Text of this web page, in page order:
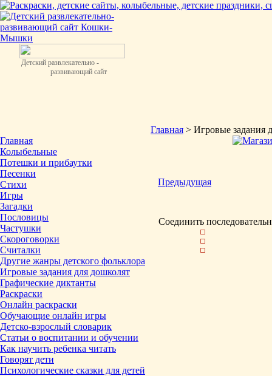
Детский развлекательно -
развивающий сайт
Главная
Колыбельные
Потешки и прибаутки
Песенки
Стихи
Игры
Загадки
Пословицы
Частушки
Скороговорки
Считалки
Другие жанры детского фольклора
Игровые задания для дошколят
Графические диктанты
Раскраски
Онлайн раскраски
Обучающие онлайн игры
Детско-взрослый словарик
Статьи о воспитании и обучении
Как научить ребенка читать
Говорят дети
Психологические сказки для детей
Главная > Игровые задания
Предыдущая
Соединить